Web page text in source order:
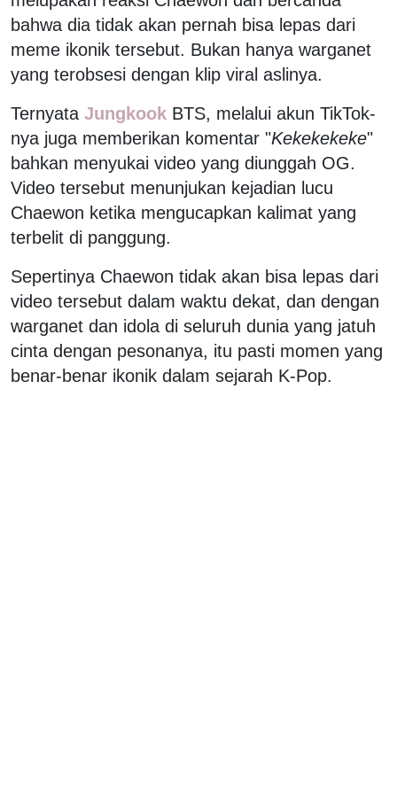
bahwa dia tidak akan pernah bisa lepas dari
meme ikonik tersebut. Bukan hanya warganet
yang terobsesi dengan klip viral aslinya.
Ternyata Jungkook BTS, melalui akun TikTok-
nya juga memberikan komentar "Kekekekeke"
bahkan menyukai video yang diunggah OG.
Video tersebut menunjukan kejadian lucu
Chaewon ketika mengucapkan kalimat yang
terbelit di panggung.
Sepertinya Chaewon tidak akan bisa lepas dari
video tersebut dalam waktu dekat, dan dengan
warganet dan idola di seluruh dunia yang jatuh
cinta dengan pesonanya, itu pasti momen yang
benar-benar ikonik dalam sejarah K-Pop.